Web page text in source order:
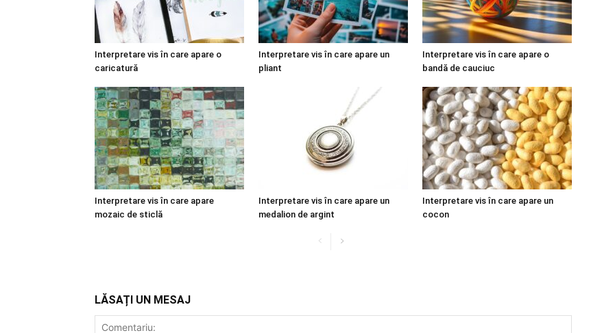
Interpretare vis în care apare o
caricatură
Interpretare vis în care apare un
pliant
Interpretare vis în care apare o
bandă de cauciuc
Interpretare vis în care apare
mozaic de sticlă
Interpretare vis în care apare un
medalion de argint
Interpretare vis în care apare un
cocon
LĂSAȚI UN MESAJ